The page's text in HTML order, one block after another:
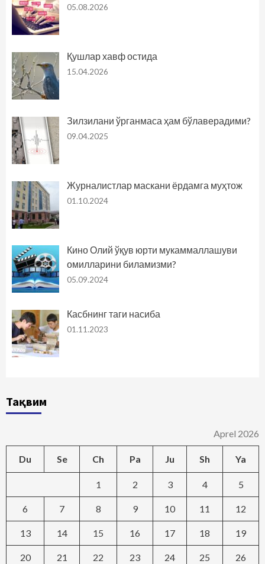
05.08.2026
Қушлар хавф остида
15.04.2026
Зилзилани ўрганмаса ҳам бўлаверадими?
09.04.2025
Журналистлар маскани ёрдамга муҳтож
01.10.2024
Кино Олий ўқув юрти мукаммаллашуви
омилларини биламизми?
05.09.2024
Касбнинг таги насиба
01.11.2023
Тақвим
Aprel 2026
Du Se Ch Pa Ju Sh Ya
1 2 3 4 5
6 7 8 9 10 11 12
13 14 15 16 17 18 19
20 21 22 23 24 25 26